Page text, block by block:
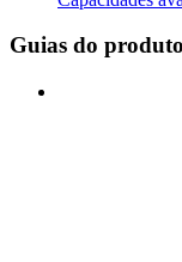
Guias do produto